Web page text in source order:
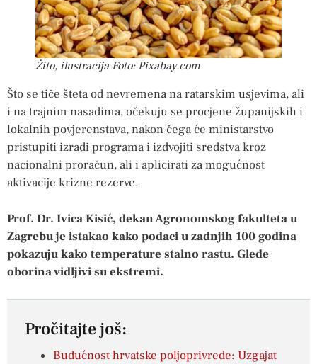
Žito, ilustracija Foto: Pixabay.com
Što se tiče šteta od nevremena na ratarskim usjevima, ali
i na trajnim nasadima, očekuju se procjene županijskih i
lokalnih povjerenstava, nakon čega će ministarstvo
pristupiti izradi programa i izdvojiti sredstva kroz
nacionalni proračun, ali i aplicirati za mogućnost
aktivacije krizne rezerve.
Prof. Dr. Ivica Kisić, dekan Agronomskog fakulteta u
Zagrebu je istakao kako podaci u zadnjih 100 godina
pokazuju kako temperature stalno rastu. Glede
oborina vidljivi su ekstremi.
Pročitajte još:
Budućnost hrvatske poljoprivrede: Uzgajat